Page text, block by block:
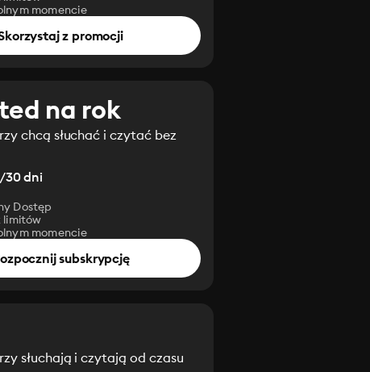
momencie
z promocji
na rok
chcą słuchać i czytać bez
dni
Dostęp
limitów
momencie
subskrypcję
słuchają i czytają od czasu